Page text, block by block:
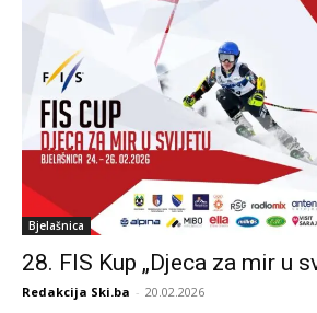
Bjelašnica
28. FIS Kup „Djeca za mir u
Redakcija Ski.ba - 20.02.2026